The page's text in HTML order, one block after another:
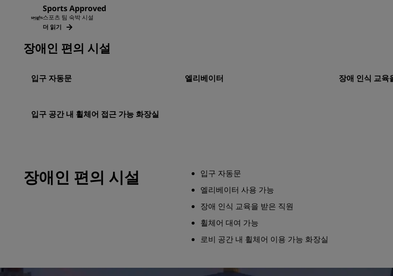
Sports Approved
스포츠 팀 숙박 시설
더 읽기
장애인 편의 시설
입구 자동문 엘리베이터 장애 인식 교육
입구 공간 내 휠체어 접근 가능 화장실
장애인 편의 시설
입구 자동문
엘리베이터 사용 가능
장애 인식 교육을 받은 직원
휠체어 대여 가능
로비 공간 내 휠체어 이용 가능 화장실